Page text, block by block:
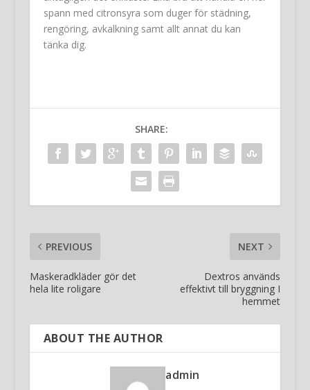
spann med citronsyra som duger för städning,
rengöring, avkalkning samt allt annat du kan
tänka dig.
SHARE:
PREVIOUS
Maskeradkläder gör det
hela lite roligare
NEXT
Dextros används
effektivt till bryggning I
hemmet
ABOUT THE AUTHOR
admin